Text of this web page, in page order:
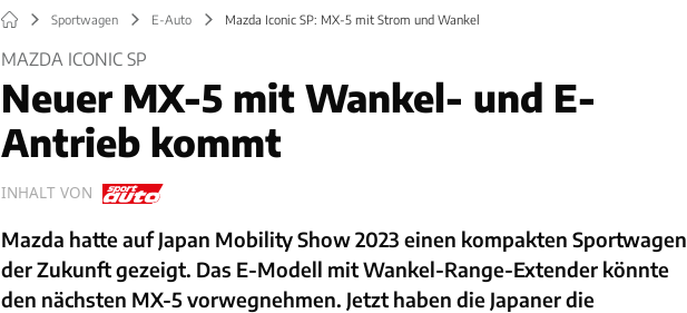
Sportwagen E-Auto Mazda Iconic SP: MX-5 mit Strom und Wankel
MAZDA ICONIC SP
Neuer MX-5 mit Wankel- und E-
Antrieb kommt
INHALT VON
Mazda hatte auf Japan Mobility Show 2023 einen kompakten Sportwagen
der Zukunft gezeigt. Das E-Modell mit Wankel-Range-Extender könnte
den nächsten MX-5 vorwegnehmen. Jetzt haben die Japaner die